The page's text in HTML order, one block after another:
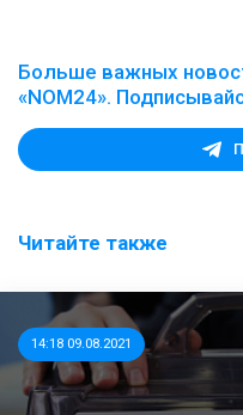
Больше важных
«NOM24».
Читайте также
14:18 09.08.2021